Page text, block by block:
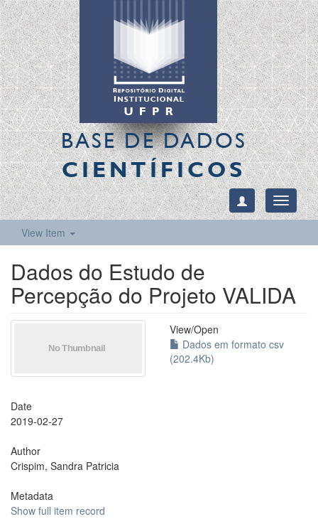
BASE DE DADOS
CIENTÍFICOS
Toggle
View Item
Dados do Estudo de
Percepção do Projeto VALIDA
View/Open
Dados em formato csv
(202.4Kb)
Date
2019-02-27
Author
Crispim, Sandra Patricia
Metadata
Show full item record